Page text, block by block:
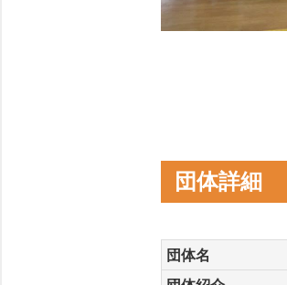
団体詳細
団体名